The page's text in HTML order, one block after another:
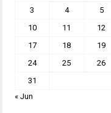
3
4 5
10
11 12
17
18 19
24
25 26
31
« Jun